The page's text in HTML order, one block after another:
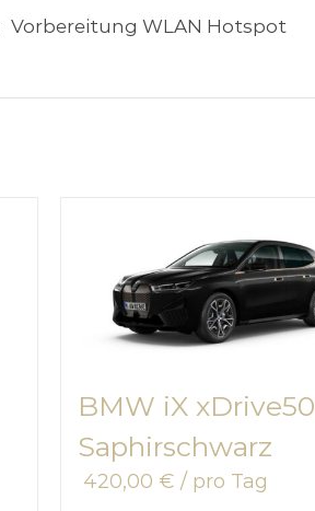
Vorbereitung WLAN Hotspot
BMW iX xDrive50
Saphirschwarz
420,00 € / pro Tag